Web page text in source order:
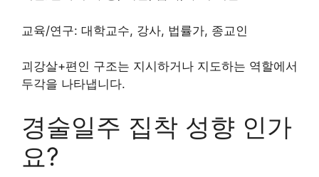
교육/연구: 대학교수, 강사, 법률가, 종교인
괴강살+편인 구조는 지시하거나 지도하는 역할에서
두각을 나타냅니다.
경술일주 집착 성향 인가
요?